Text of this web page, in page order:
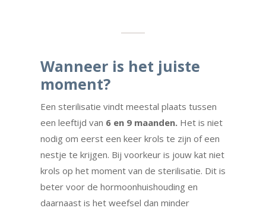
Wanneer is het juiste
moment?
Een sterilisatie vindt meestal plaats tussen
een leeftijd van 6 en 9 maanden.Het is niet
nodig om eerst een keer krols te zijn of een
nestje te krijgen. Bij voorkeur is jouw kat niet
krols op het moment van de sterilisatie. Dit is
beter voor de hormoonhuishouding en
daarnaast is het weefsel dan minder